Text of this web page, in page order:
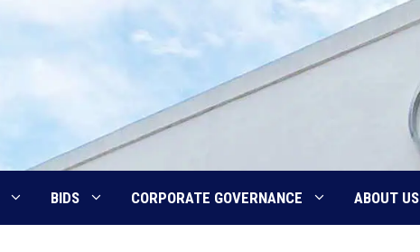
BIDS CORPORATE GOVERNANCE ABOUT US